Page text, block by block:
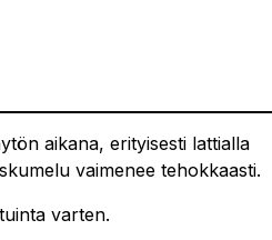
aikana, erityisesti lattialla
vaimenee tehokkaasti.
varten.